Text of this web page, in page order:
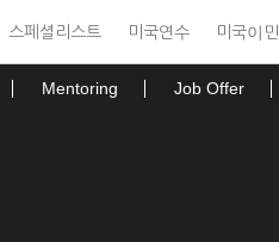
스페셜리스트 미국연수 미국이민
Mentoring Job Offer